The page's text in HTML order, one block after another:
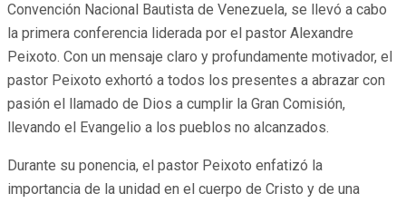
Convención Nacional Bautista de Venezuela, se llevó a cabo
la primera conferencia liderada por el pastor Alexandre
Peixoto. Con un mensaje claro y profundamente motivador, el
pastor Peixoto exhortó a todos los presentes a abrazar con
pasión el llamado de Dios a cumplir la Gran Comisión,
llevando el Evangelio a los pueblos no alcanzados.
Durante su ponencia, el pastor Peixoto enfatizó la
importancia de la unidad en el cuerpo de Cristo y de una